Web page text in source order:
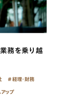
務を乗り越
経理・財務
ップ